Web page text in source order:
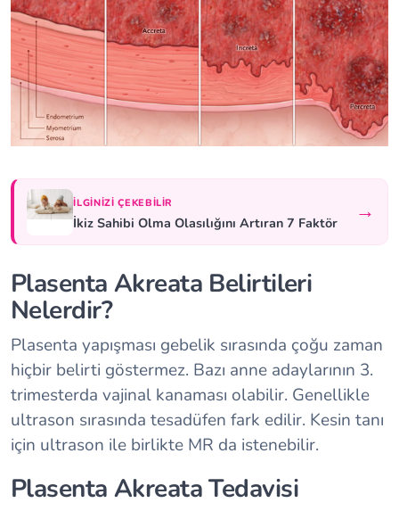
İLGINIZI ÇEKEBILIR
İkiz Sahibi Olma Olasılığını Artıran 7 Faktör →
Plasenta Akreata Belirtileri
Nelerdir?
Plasenta yapışması gebelik sırasında çoğu zaman
hiçbir belirti göstermez. Bazı anne adaylarının 3.
trimesterda vajinal kanaması olabilir. Genellikle
ultrason sırasında tesadüfen fark edilir. Kesin tanı
için ultrason ile birlikte MR da istenebilir.
Plasenta Akreata Tedavisi